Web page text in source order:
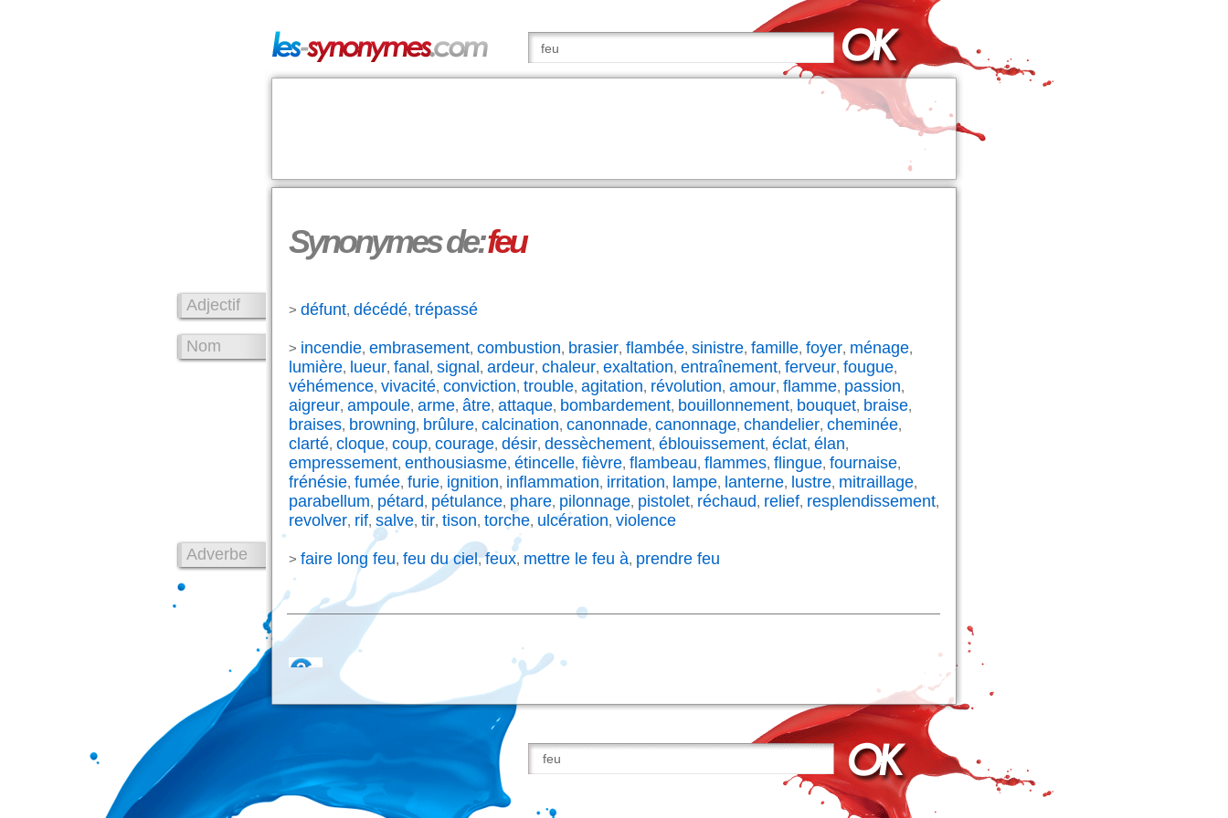
Synonymes de:feu
Adjectif > défunt, décédé, trépassé
Nom
> incendie, embrasement, combustion, brasier, flambée, sinistre, famille, foyer, ménage,
lumière, lueur, fanal , signal , ardeur, chaleur, exaltation, entraînement, ferveur, fougue,
véhémence, vivacité, conviction, trouble, agitation, révolution, amour, flamme, passion,
aigreur, ampoule, arme, âtre, attaque, bombardement, bouillonnement, bouquet, braise,
braises, browning, brûlure, calcination, canonnade, canonnage, chandelier, cheminée,
clarté, cloque, coup, courage, désir, dessèchement, éblouissement, éclat, élan,
empressement, enthousiasme, étincelle, fièvre, flambeau, flammes, flingue, fournaise,
frénésie, fumée, furie, ignition, inflammation, irritation, lampe, lanterne, lustre, mitraillage,
parabellum, pétard, pétulance, phare, pilonnage, pistolet, réchaud, relief, resplendissement,
revolver, rif, salve, tir, tison, torche, ulcération, violence
Adverbe
> faire long feu, feu du ciel,feux, mettre le feu à, prendre feu